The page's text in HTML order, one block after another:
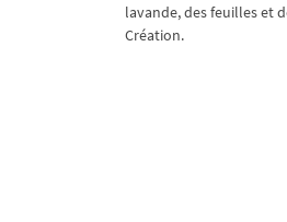
lavande, des feuilles et
Création.